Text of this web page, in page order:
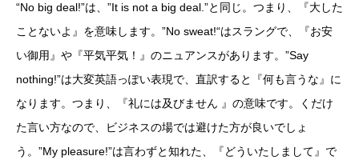
“No big deal!”は、”It is not a big deal.”と同じ。つまり、『大した
ことないよ』を意味します。”No sweat!“はスラングで、『お安
い御用』や『平気平気！』のニュアンスがあります。”Say
nothing!”は大変英語っぽい表現で、直訳すると『何も言うな』に
なります。つまり、『礼には及びません 』の意味です。くだけ
た言い方なので、ビジネスの場では避けた方が良いでしょ
う。”My pleasure!”は言わずと知れた、『どういたしまして』で